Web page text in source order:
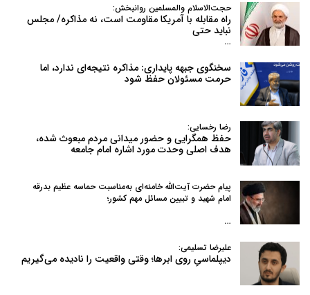
حجت‌الاسلام والمسلمین روانبخش:
راه مقابله با آمریکا مقاومت است، نه مذاکره/ مجلس
نباید حتی
…
سخنگوی جبهه پایداری: مذاکره نتیجه‌ای ندارد، اما
حرمت مسئولان حفظ شود
رضا رخسایی:
حفظ همگرایی و حضور میدانی مردم مبعوث شده،
هدف اصلی وحدت مورد اشاره امام جامعه
پیام حضرت آیت‌الله خامنه‌ای به‌مناسبت حماسه عظیم بدرقه
امام شهید و تبیین مسائل مهم کشور؛
…
علیرضا تسلیمی:
دیپلماسیِ روی ابرها؛ وقتی واقعیت را نادیده می‌گیریم